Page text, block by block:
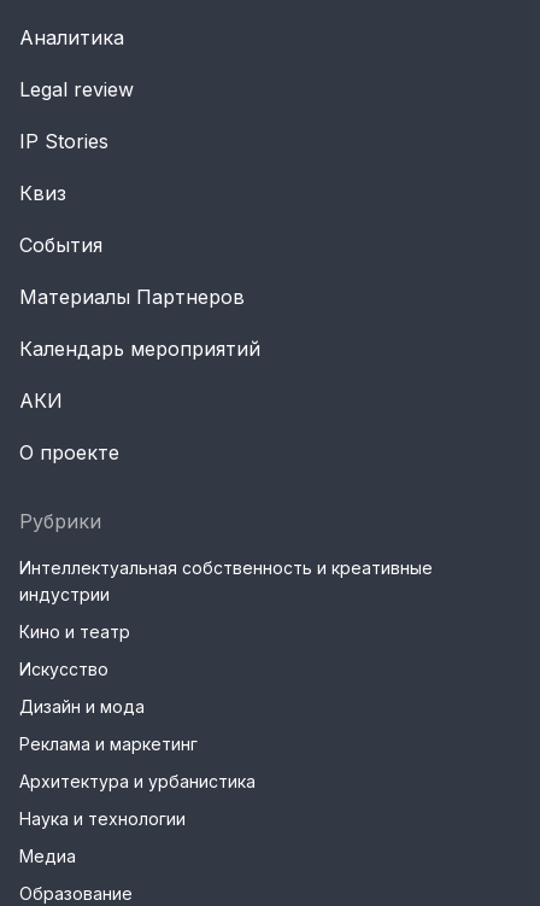
Аналитика
Legal review
IP Stories
Квиз
События
Материалы Партнеров
Календарь мероприятий
АКИ
О проекте
Рубрики
Интеллектуальная собственность и креативные
индустрии
Кино и театр
Искусство
Дизайн и мода
Реклама и маркетинг
Архитектура и урбанистика
Наука и технологии
Медиа
Образование